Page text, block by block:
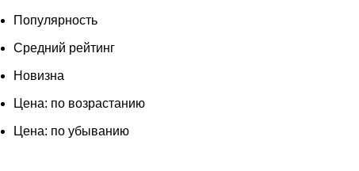
Популярность
Средний рейтинг
Новизна
Цена: по возрастанию
Цена: по убыванию